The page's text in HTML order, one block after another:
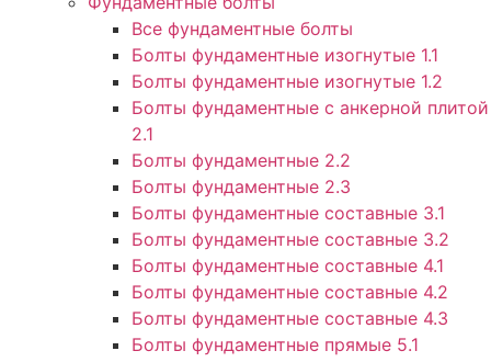
Все фундаментные болты
Болты фундаментные изогнутые 1.1
Болты фундаментные изогнутые 1.2
Болты фундаментные с анкерной плитой
2.1
Болты фундаментные 2.2
Болты фундаментные 2.3
Болты фундаментные составные 3.1
Болты фундаментные составные 3.2
Болты фундаментные составные 4.1
Болты фундаментные составные 4.2
Болты фундаментные составные 4.3
Болты фундаментные прямые 5.1